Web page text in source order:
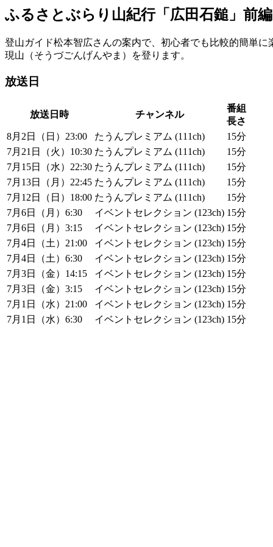
ふるさとぶらり山紀行「広田石鎚」前編
登山ガイド松本智広さんの案内で、初心者でも比較的簡単
現山（そうづごんげんやま）を登ります。
放送日
放送日時 チャンネル
番組
長さ
8月2日（日）23:00
たうんプレミアム (111ch)
15分
7月21日（火）10:30 たうんプレミアム (111ch)
15分
7月15日（水）22:30 たうんプレミアム (111ch)
15分
7月13日（月）22:45 たうんプレミアム (111ch)
15分
7月12日（日）18:00 たうんプレミアム (111ch)
15分
7月6日（月）6:30
イベントセレクション (123ch) 15分
7月6日（月）3:15
イベントセレクション (123ch) 15分
7月4日（土）21:00
イベントセレクション (123ch) 15分
7月4日（土）6:30
イベントセレクション (123ch) 15分
7月3日（金）14:15
イベントセレクション (123ch) 15分
7月3日（金）3:15
イベントセレクション (123ch) 15分
7月1日（水）21:00
イベントセレクション (123ch) 15分
7月1日（水）6:30
イベントセレクション (123ch) 15分